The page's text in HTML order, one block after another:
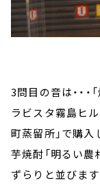
3問目の音は・・・
ラビスタ霧島ヒ
町蒸留所」で購入
芋焼酎「明るい農
ずらりと並びま